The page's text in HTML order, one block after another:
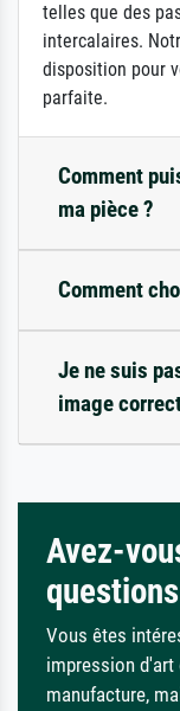
telles que des
intercalaires.
disposition pour
parfaite.
Comment
ma pièce ?
Comment
Je ne suis
image
Avez-
Vous êtes
impression d'art
manufacture,